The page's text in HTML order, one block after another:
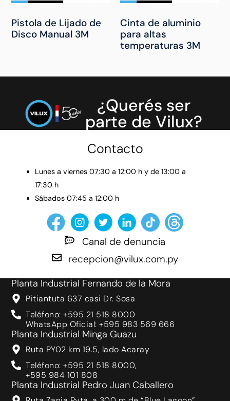
Pistola de Lijado de
Disco Manual 3M
Cinta de aluminio
para altas
temperaturas 3M
¿Querés ser
parte de Vilux?
Contacto
Lunes a viernes 07:30 a 12:00 h y de 13:00 a
17:30 h
Sábados 07:45 a 12:00 h
Canal de denuncia
recepcion@vilux.com.py
Planta Industrial Fernando de la Mora
Pitiantuta 637 casi Dr. Sosa
Teléfono: +595 21 518 8000
WhatsApp Oficial: +595 983 569 666
Planta Industrial Minga Guazu
Ruta PY02 km 19.5, lado Acaray
Teléfono: +595 21 518 8000,
+595 984 101 808
Planta Industrial Pedro Juan Caballero